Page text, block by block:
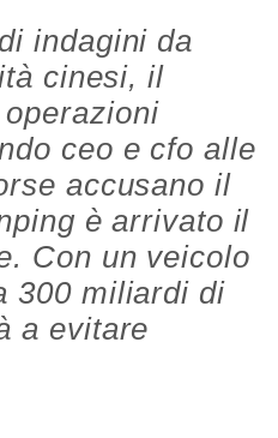
indagini da
cinesi, il
ceo e cfo alle
accusano il
è arrivato il
Con un veicolo
300 miliardi di
a evitare